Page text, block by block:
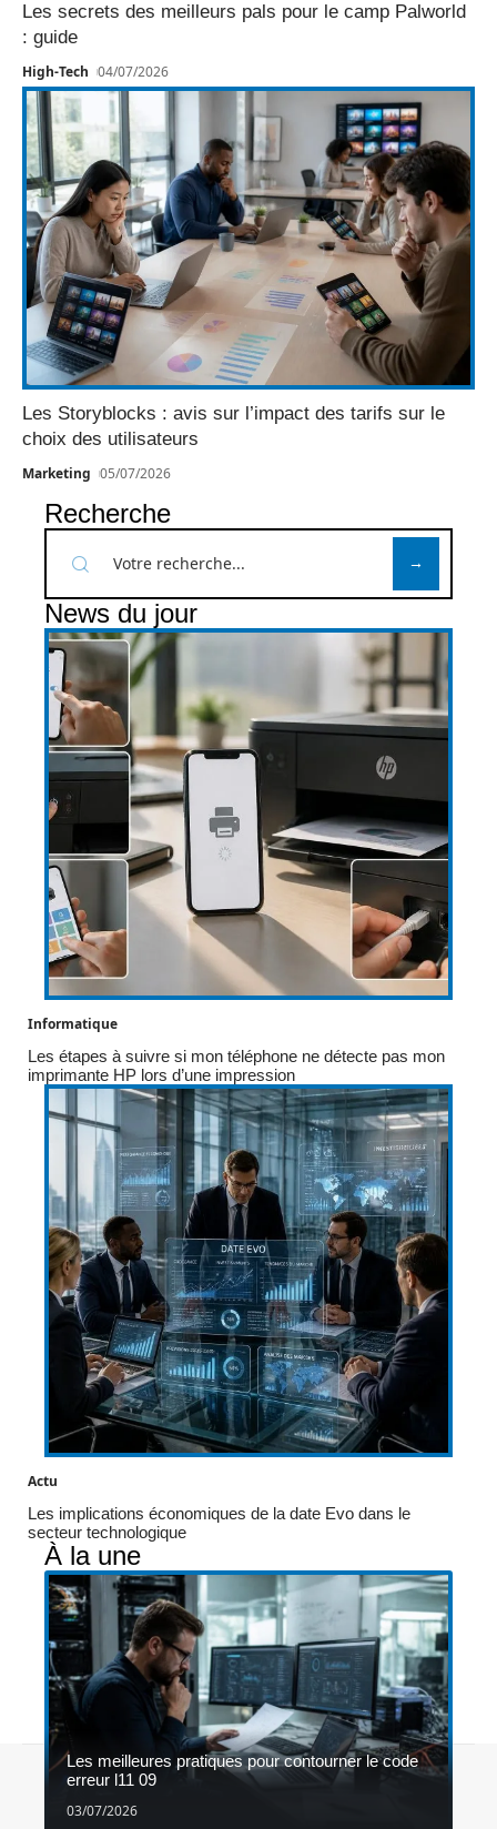
Les secrets des meilleurs pals pour le camp Palworld
: guide
High-Tech 04/07/2026
Les Storyblocks : avis sur l’impact des tarifs sur le
choix des utilisateurs
Marketing 05/07/2026
Recherche
News du jour
Informatique
Les étapes à suivre si mon téléphone ne détecte pas mon
imprimante HP lors d’une impression
Actu
Les implications économiques de la date Evo dans le
secteur technologique
À la une
Les meilleures pratiques pour contourner le code
erreur l11 09
03/07/2026
Contact Mentions légales Sitemap